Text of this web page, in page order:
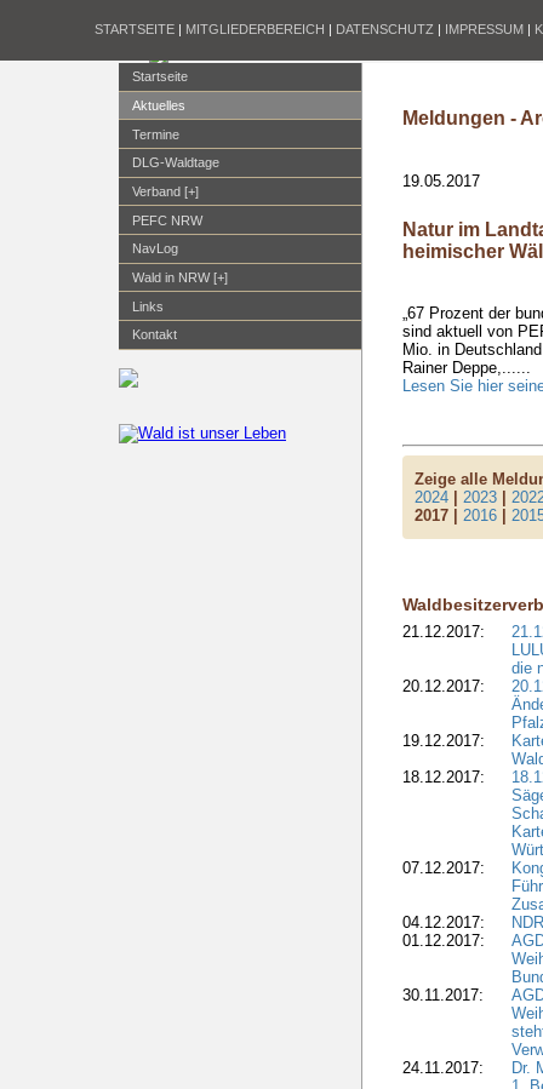
STARTSEITE | MITGLIEDERBEREICH | DATENSCHUTZ | IMPRESSUM |
Startseite
Aktuelles
Termine
DLG-Waldtage
Verband [+]
PEFC NRW
NavLog
Wald in NRW [+]
Links
Kontakt
Meldungen -
19.05.2017
Natur im
heimischer
„67 Prozent der
sind aktuell von
Mio. in
Rainer Deppe,......
Lesen Sie hier
Zeige alle
2024 |2023 |
2017 |2016 |
21.12.2017:
die
20.12.2017:
19.12.2017:
18.12.2017:
07.12.2017:
04.12.2017:
01.12.2017:
30.11.2017:
24.11.2017:
Dr.